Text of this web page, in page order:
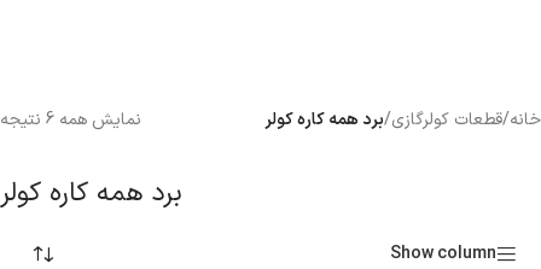
خانه/قطعات کولرگازی/برد همه کاره کولر نمایش همه 6 نتیجه
برد همه کاره کولر
Show column